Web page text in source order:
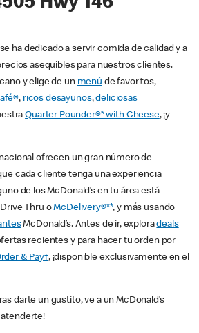
se ha dedicado a servir comida de calidad y a
asequibles para nuestros clientes.
y elige de un menú de favoritos,
, ricos desayunos,deliciosas
Quarter Pounder®* with Cheese, ¡y
ofrecen un gran número de
cada cliente tenga una experiencia
de los McDonald’s en tu área está
Thru oMcDelivery®**, y más usando
McDonald’s. Antes de ir, exploradeals
recientes y para hacer tu orden por
& Pay†, ¡disponible exclusivamente en el
darte un gustito, ve a un McDonald’s
atenderte!